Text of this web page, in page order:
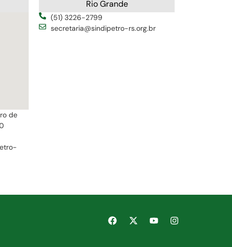
de
Rio Grande
(51) 3226-2799
secretaria@sindipetro-rs.org.br